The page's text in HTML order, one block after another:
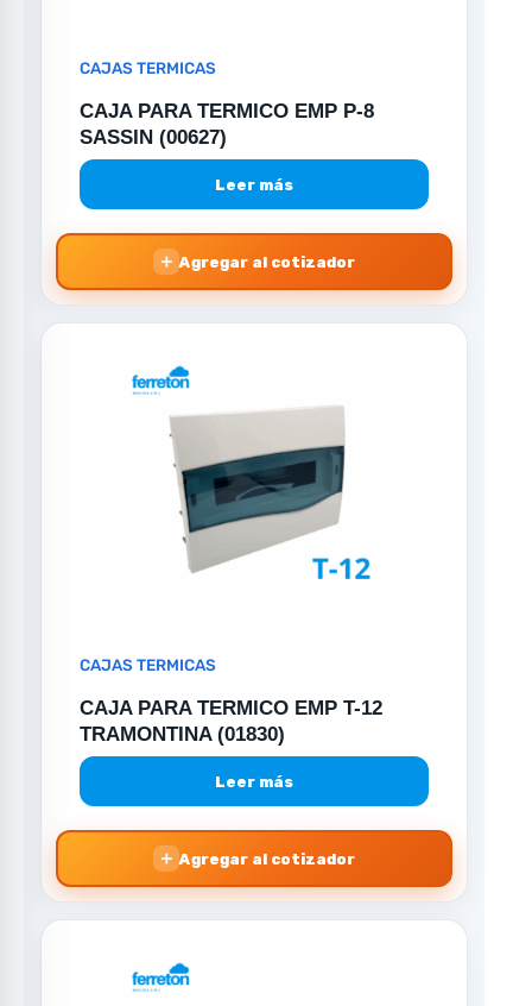
CAJAS TERMICAS
CAJA PARA TERMICO EMP P-8
SASSIN (00627)
Leer más
＋ Agregar al cotizador
CAJAS TERMICAS
CAJA PARA TERMICO EMP T-12
TRAMONTINA (01830)
Leer más
＋ Agregar al cotizador